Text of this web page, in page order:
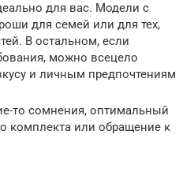
для вас. Модели с
для семей или для тех,
В остальном, если
можно всецело
и личным предпочтениям
то сомнения, оптимальный
комплекта или обращение к